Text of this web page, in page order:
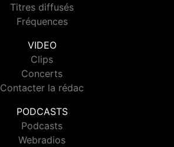
Titres diffusés
Fréquences
VIDEO
Clips
Concerts
Contacter la rédac
PODCASTS
Podcasts
Webradios